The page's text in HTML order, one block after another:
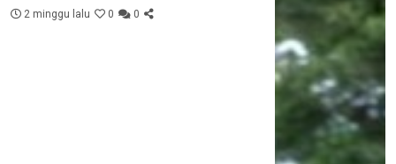
2 minggu lalu 0 0